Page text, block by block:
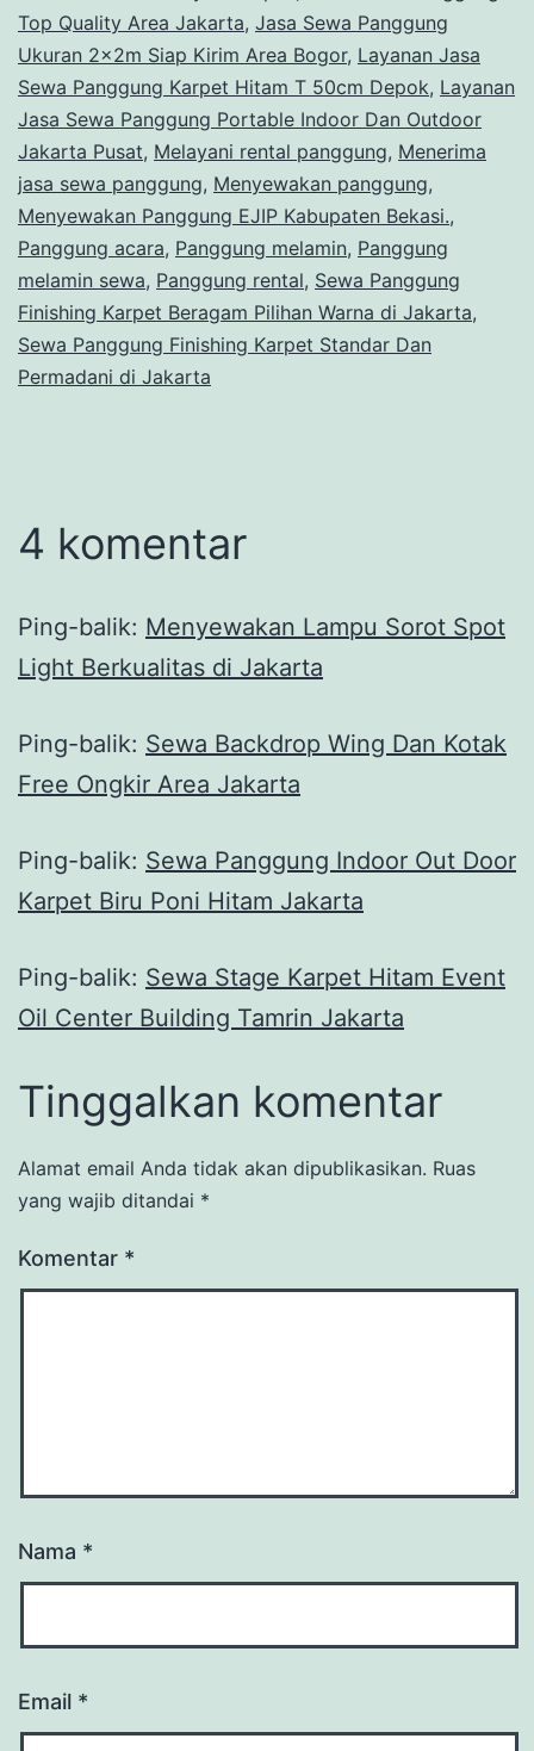
Top Quality Area Jakarta, Jasa Sewa Panggung
Ukuran 2x2m Siap Kirim Area Bogor, Layanan Jasa
Sewa Panggung Karpet Hitam T 50cm Depok, Layanan
Jasa Sewa Panggung Portable Indoor Dan Outdoor
Jakarta Pusat, Melayani rental panggung, Menerima
jasa sewa panggung, Menyewakan panggung,
Menyewakan Panggung EJIP Kabupaten Bekasi.,
Panggung acara, Panggung melamin, Panggung
melamin sewa, Panggung rental, Sewa Panggung
Finishing Karpet Beragam Pilihan Warna di Jakarta,
Sewa Panggung Finishing Karpet Standar Dan
Permadani di Jakarta
4 komentar
Ping-balik: Menyewakan Lampu Sorot Spot
Light Berkualitas di Jakarta
Ping-balik: Sewa Backdrop Wing Dan Kotak
Free Ongkir Area Jakarta
Ping-balik: Sewa Panggung Indoor Out Door
Karpet Biru Poni Hitam Jakarta
Ping-balik: Sewa Stage Karpet Hitam Event
Oil Center Building Tamrin Jakarta
Tinggalkan komentar
Alamat email Anda tidak akan dipublikasikan. Ruas
yang wajib ditandai *
Komentar *
Nama *
Email *